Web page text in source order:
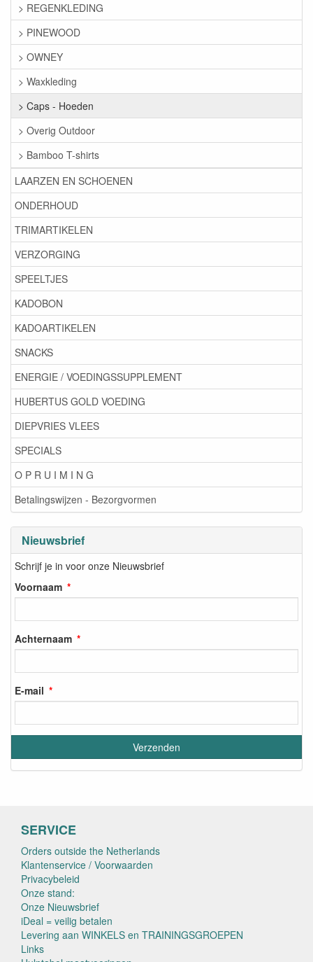
> REGENKLEDING
> PINEWOOD
> OWNEY
> Waxkleding
> Caps - Hoeden
> Overig Outdoor
> Bamboo T-shirts
LAARZEN EN SCHOENEN
ONDERHOUD
TRIMARTIKELEN
VERZORGING
SPEELTJES
KADOBON
KADOARTIKELEN
SNACKS
ENERGIE / VOEDINGSSUPPLEMENT
HUBERTUS GOLD VOEDING
DIEPVRIES VLEES
SPECIALS
O P R U I M I N G
Betalingswijzen - Bezorgvormen
Nieuwsbrief
Schrijf je in voor onze Nieuwsbrief
Voornaam
Achternaam
E-mail
SERVICE
Orders outside the Netherlands
Klantenservice / Voorwaarden
Privacybeleid
Onze stand:
Onze Nieuwsbrief
iDeal = veilig betalen
Levering aan WINKELS en TRAININGSGROEPEN
Links